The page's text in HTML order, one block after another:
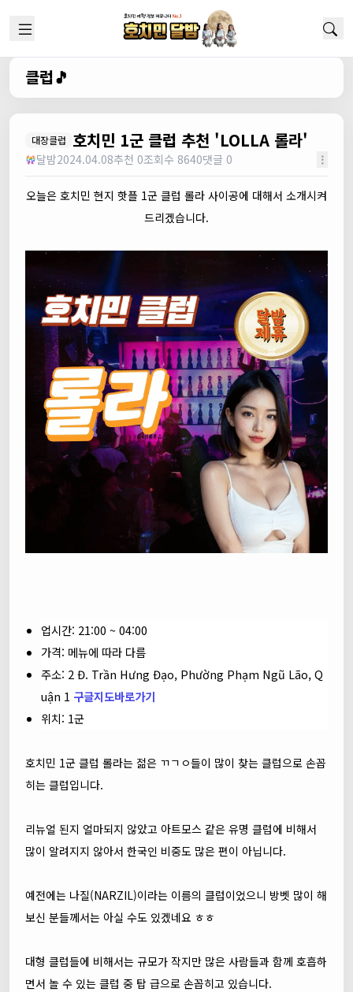
클럽🎵
대장클럽 호치민 1군 클럽 추천 'LOLLA 롤라'
달밤2024.04.08추천 0조회수 8640댓글 0
오늘은 호치민 현지 핫플 1군 클럽 롤라 사이공에 대해서 소개시켜
드리겠습니다.
업시간: 21:00 ~ 04:00
가격: 메뉴에 따라 다름
주소: 2 Đ. Trần Hưng Đạo, Phường Phạm Ngũ Lão, Q
uận 1 구글지도바로가기
위치: 1군
호치민 1군 클럽 롤라는 젊은 ㄲㄱㅇ들이 많이 찾는 클럽으로 손꼽
히는 클럽입니다.
리뉴얼 된지 얼마되지 않았고 아트모스 같은 유명 클럽에 비해서
많이 알려지지 않아서 한국인 비중도 많은 편이 아닙니다.
예전에는 나질(NARZIL)이라는 이름의 클럽이었으니 방벳 많이 해
보신 분들께서는 아실 수도 있겠네요 ㅎㅎ
대형 클럽들에 비해서는 규모가 작지만 많은 사람들과 함께 호흡하
면서 놀 수 있는 클럽 중 탑 급으로 손꼽히고 있습니다.